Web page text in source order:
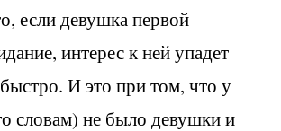
если девушка первой
интерес к ней упадет
И это при том, что у
словам) не было девушки и